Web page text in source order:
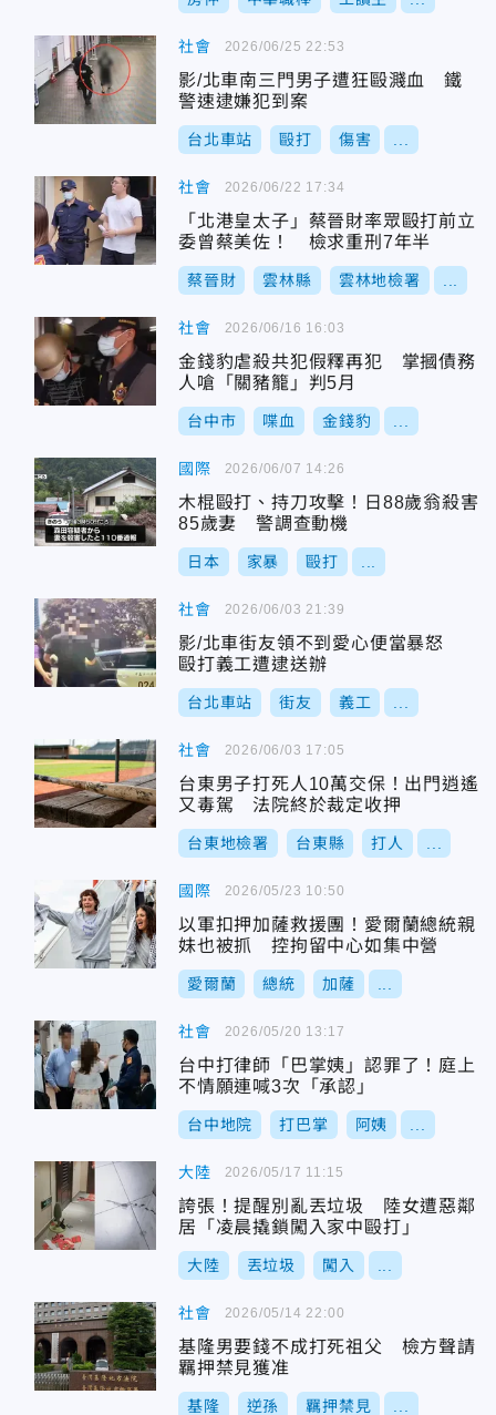
社會
影/北車南三門男子遭狂毆濺血 鐵
警速逮嫌犯到案
台北車站 毆打 傷害
2026/06/25 22:53
社會
「北港皇太子」蔡晉財率眾毆打前立
委曾蔡美佐！ 檢求重刑7年半
蔡晉財 雲林縣 雲林地檢署
2026/06/22 17:34
社會
金錢豹虐殺共犯假釋再犯 掌摑債務
人嗆「關豬籠」判5月
台中市 喋血 金錢豹
2026/06/16 16:03
國際
木棍毆打、持刀攻擊！日88歲翁殺害
85歲妻 警調查動機
日本 家暴 毆打
2026/06/07 14:26
社會
影/北車街友領不到愛心便當暴怒
毆打義工遭逮送辦
台北車站 街友 義工
2026/06/03 21:39
社會
台東男子打死人10萬交保！出門逍遙
又毒駕 法院終於裁定收押
台東地檢署 台東縣 打人
2026/06/03 17:05
國際
以軍扣押加薩救援團！愛爾蘭總統親
妹也被抓 控拘留中心如集中營
愛爾蘭 總統 加薩
2026/05/23 10:50
社會
台中打律師「巴掌姨」認罪了！庭上
不情願連喊3次「承認」
台中地院 打巴掌 阿姨
2026/05/20 13:17
大陸
誇張！提醒別亂丟垃圾 陸女遭惡鄰
居「凌晨撬鎖闖入家中毆打」
大陸 丟垃圾 闖入
2026/05/17 11:15
社會
基隆男要錢不成打死祖父 檢方聲請
羈押禁見獲准
基隆 逆孫 羈押禁見
2026/05/14 22:00